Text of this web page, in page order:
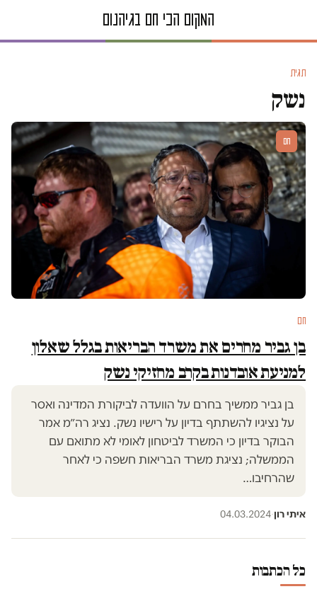
תגית
נשק
חם
חם
בן גביר מחרים את משרד הבריאות בגלל שאלון
למניעת אובדנות בקרב מחזיקי נשק
בן גביר ממשיך בחרם על הוועדה לביקורת המדינה ואסר
על נציגיו להשתתף בדיון על רישיו נשק. נציג רה״מ אמר
הבוקר בדיון כי המשרד לביטחון לאומי לא מתואם עם
הממשלה; נציגת משרד הבריאות חשפה כי לאחר
שהרחיבו…
איתי רון·
04.03.2024
כל הכתבות